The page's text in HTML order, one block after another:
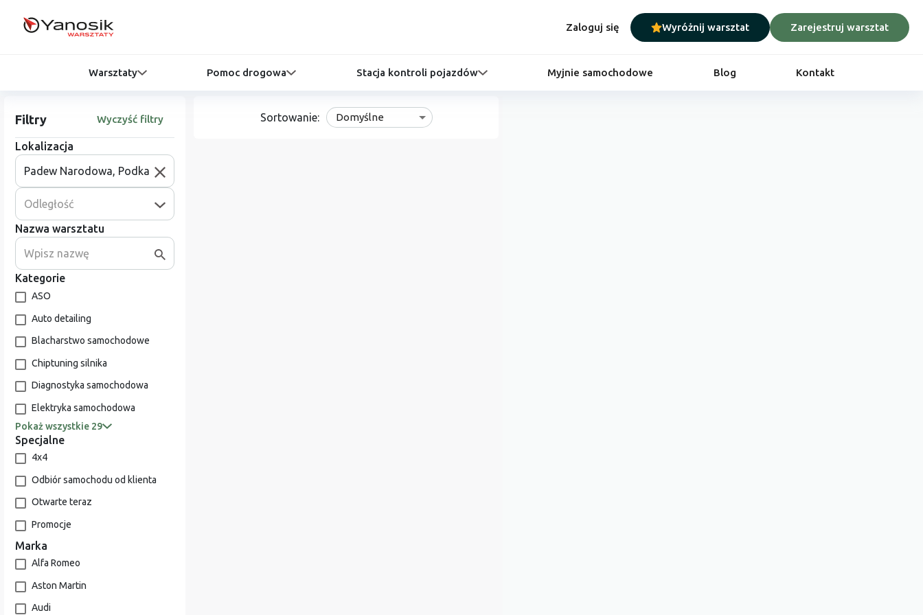
Zaloguj się Wyróżnij warsztat Zarejestruj warsztat
Warsztaty Pomoc drogowa Stacja kontroli pojazdów Myjnie samochodowe Blog Kontakt
Filtry Wyczyść filtry
Lokalizacja
Odległość
Nazwa warsztatu
Kategorie
ASO
Auto detailing
Blacharstwo samochodowe
Chiptuning silnika
Diagnostyka samochodowa
Elektryka samochodowa
Pokaż wszystkie 29
Specjalne
4x4
Odbiór samochodu od klienta
Otwarte teraz
Promocje
Marka
Alfa Romeo
Aston Martin
Audi
Sortowanie: Domyślne